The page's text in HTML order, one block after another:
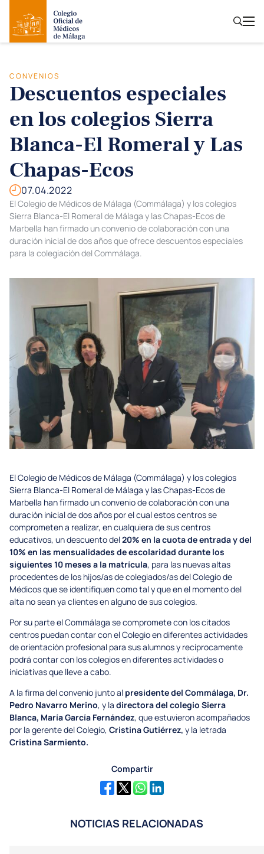
CONVENIOS
Descuentos especiales
en los colegios Sierra
Blanca-El Romeral y Las
Chapas-Ecos
07.04.2022
El Colegio de Médicos de Málaga (Commálaga) y los colegios
Sierra Blanca-El Romeral de Málaga y las Chapas-Ecos de
Marbella han firmado un convenio de colaboración con una
duración inicial de dos años que ofrece descuentos especiales
para la colegiación del Commálaga.
El Colegio de Médicos de Málaga (Commálaga) y los colegios
Sierra Blanca-El Romeral de Málaga y las Chapas-Ecos de
Marbella han firmado un convenio de colaboración con una
duración inicial de dos años por el cual estos centros se
comprometen a realizar, en cualquiera de sus centros
educativos, un descuento del20% en la cuota de entrada y del
10% en las mensualidades de escolaridad durante los
siguientes 10 meses a la matrícula, para las nuevas altas
procedentes de los hijos/as de colegiados/as del Colegio de
Médicos que se identifiquen como tal y que en el momento del
alta no sean ya clientes en alguno de sus colegios.
Por su parte el Commálaga se compromete con los citados
centros puedan contar con el Colegio en diferentes actividades
de orientación profesional para sus alumnos y recíprocamente
podrá contar con los colegios en diferentes actividades o
iniciativas que lleve a cabo.
A la firma del convenio junto al presidente del Commálaga, Dr.
Pedro Navarro Merino, y la directora del colegio Sierra
Blanca, María García Fernández, que estuvieron acompañados
por la gerente del Colegio, Cristina Gutiérrez, y la letrada
Cristina Sarmiento.
Compartir
NOTICIAS RELACIONADAS